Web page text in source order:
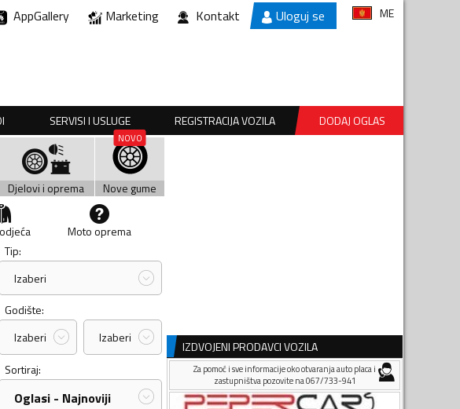
AppGallery Marketing Kontakt Uloguj se ME
SERVISI I USLUGE REGISTRACIJA VOZILA DODAJ OGLAS
Djelovi i oprema Nove gume
Moto oprema
Tip:
Izaberi
Godište:
Izaberi
Izaberi
Sortiraj:
Oglasi - Najnoviji
IZDVOJENI PRODAVCI VOZILA
Za pomoć i sve informacije oko otvaranja auto placa i
zastupništva pozovite na 067/733-941